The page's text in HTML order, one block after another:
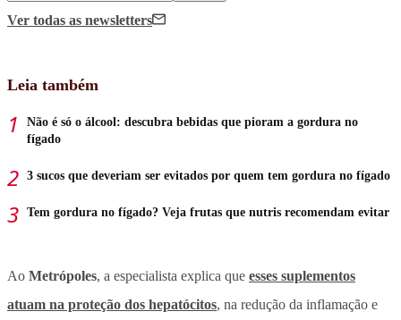
Ver todas as newsletters
Leia também
Não é só o álcool: descubra bebidas que pioram a gordura no
fígado
3 sucos que deveriam ser evitados por quem tem gordura no fígado
Tem gordura no fígado? Veja frutas que nutris recomendam evitar
Ao Metrópoles, a especialista explica que esses suplementos
atuam na proteção dos hepatócitos, na redução da inflamação e